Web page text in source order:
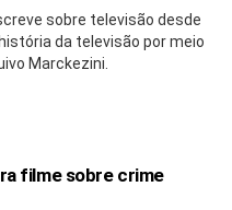
sobre televisão desde
da televisão por meio
Marckezini.
filme sobre crime